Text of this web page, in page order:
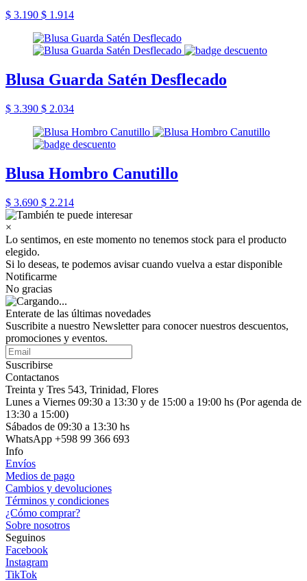
$ 3.190 $ 1.914
Blusa Guarda Satén Desflecado
$ 3.390 $ 2.034
Blusa Hombro Canutillo
$ 3.690 $ 2.214
×
Lo sentimos, en este momento no tenemos stock para el producto
elegido.
Si lo deseas, te podemos avisar cuando vuelva a estar disponible
Notificarme
No gracias
Enterate de las últimas novedades
Suscribite a nuestro Newsletter para conocer nuestros descuentos,
promociones y eventos.
Suscribirse
Contactanos
Treinta y Tres 543, Trinidad, Flores
Lunes a Viernes 09:30 a 13:30 y de 15:00 a 19:00 hs (Por agenda de
13:30 a 15:00)
Sábados de 09:30 a 13:30 hs
WhatsApp +598 99 366 693
Info
Envíos
Medios de pago
Cambios y devoluciones
Términos y condiciones
¿Cómo comprar?
Sobre nosotros
Seguinos
Facebook
Instagram
TikTok